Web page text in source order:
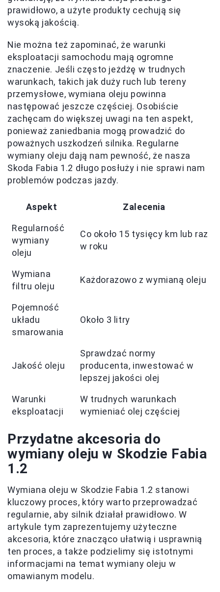
prawidłowo, a użyte produkty cechują się
wysoką jakością.
Nie można też zapominać, że warunki
eksploatacji samochodu mają ogromne
znaczenie. Jeśli często jeżdżę w trudnych
warunkach, takich jak duży ruch lub tereny
przemysłowe, wymiana oleju powinna
następować jeszcze częściej. Osobiście
zachęcam do większej uwagi na ten aspekt,
ponieważ zaniedbania mogą prowadzić do
poważnych uszkodzeń silnika. Regularne
wymiany oleju dają nam pewność, że nasza
Skoda Fabia 1.2 długo posłuży i nie sprawi nam
problemów podczas jazdy.
Aspekt Zalecenia
Regularność
wymiany
oleju
Co około 15 tysięcy km lub raz
w roku
Wymiana
filtru oleju
Każdorazowo z wymianą oleju
Pojemność
układu
smarowania
Około 3 litry
Jakość oleju
Sprawdzać normy
producenta, inwestować w
lepszej jakości olej
Warunki
eksploatacji
W trudnych warunkach
wymieniać olej częściej
Przydatne akcesoria do
wymiany oleju w Skodzie Fabia
1.2
Wymiana oleju w Skodzie Fabia 1.2 stanowi
kluczowy proces, który warto przeprowadzać
regularnie, aby silnik działał prawidłowo. W
artykule tym zaprezentujemy użyteczne
akcesoria, które znacząco ułatwią i usprawnią
ten proces, a także podzielimy się istotnymi
informacjami na temat wymiany oleju w
omawianym modelu.